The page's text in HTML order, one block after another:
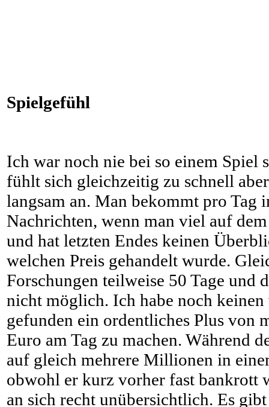
Spielgefühl
Ich war noch nie bei so einem Spiel
fühlt sich gleichzeitig zu schnell
langsam an. Man bekommt pro Tag
Nachrichten, wenn man viel auf
und hat letzten Endes keinen
welchen Preis gehandelt wurde.
Forschungen teilweise 50 Tage und
nicht möglich. Ich habe noch
gefunden ein ordentliches Plus von
Euro am Tag zu machen. Während
auf gleich mehrere Millionen in
obwohl er kurz vorher fast bankrott
an sich recht unübersichtlich. Es